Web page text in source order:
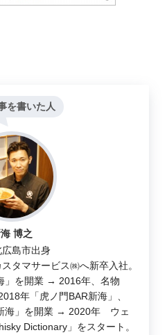
を書いた人
博之
島市出身
タマサービス㈱へ新卒入社。
」を開業 → 2016年、名物
年「虎ノ門BAR新海」、
海」を開業 → 2020年 ウェ
Dictionary」をスタート。